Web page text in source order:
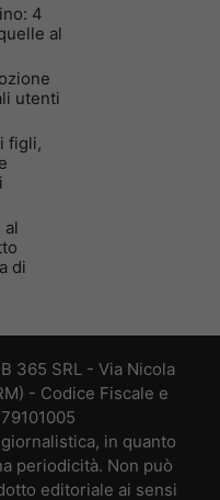
4
al
utenti
figli,
al
di
365 SRL - Via Nicola
- Codice Fiscale e
in quanto
periodicità. Non può
editoriale ai sensi